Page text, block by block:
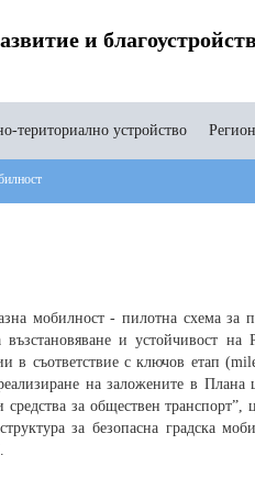
и
териториално устройство
мобилност - пилотна схема за
и устойчивост на
в съответствие с ключов етап
на заложените в
за обществен
за безопасна градска